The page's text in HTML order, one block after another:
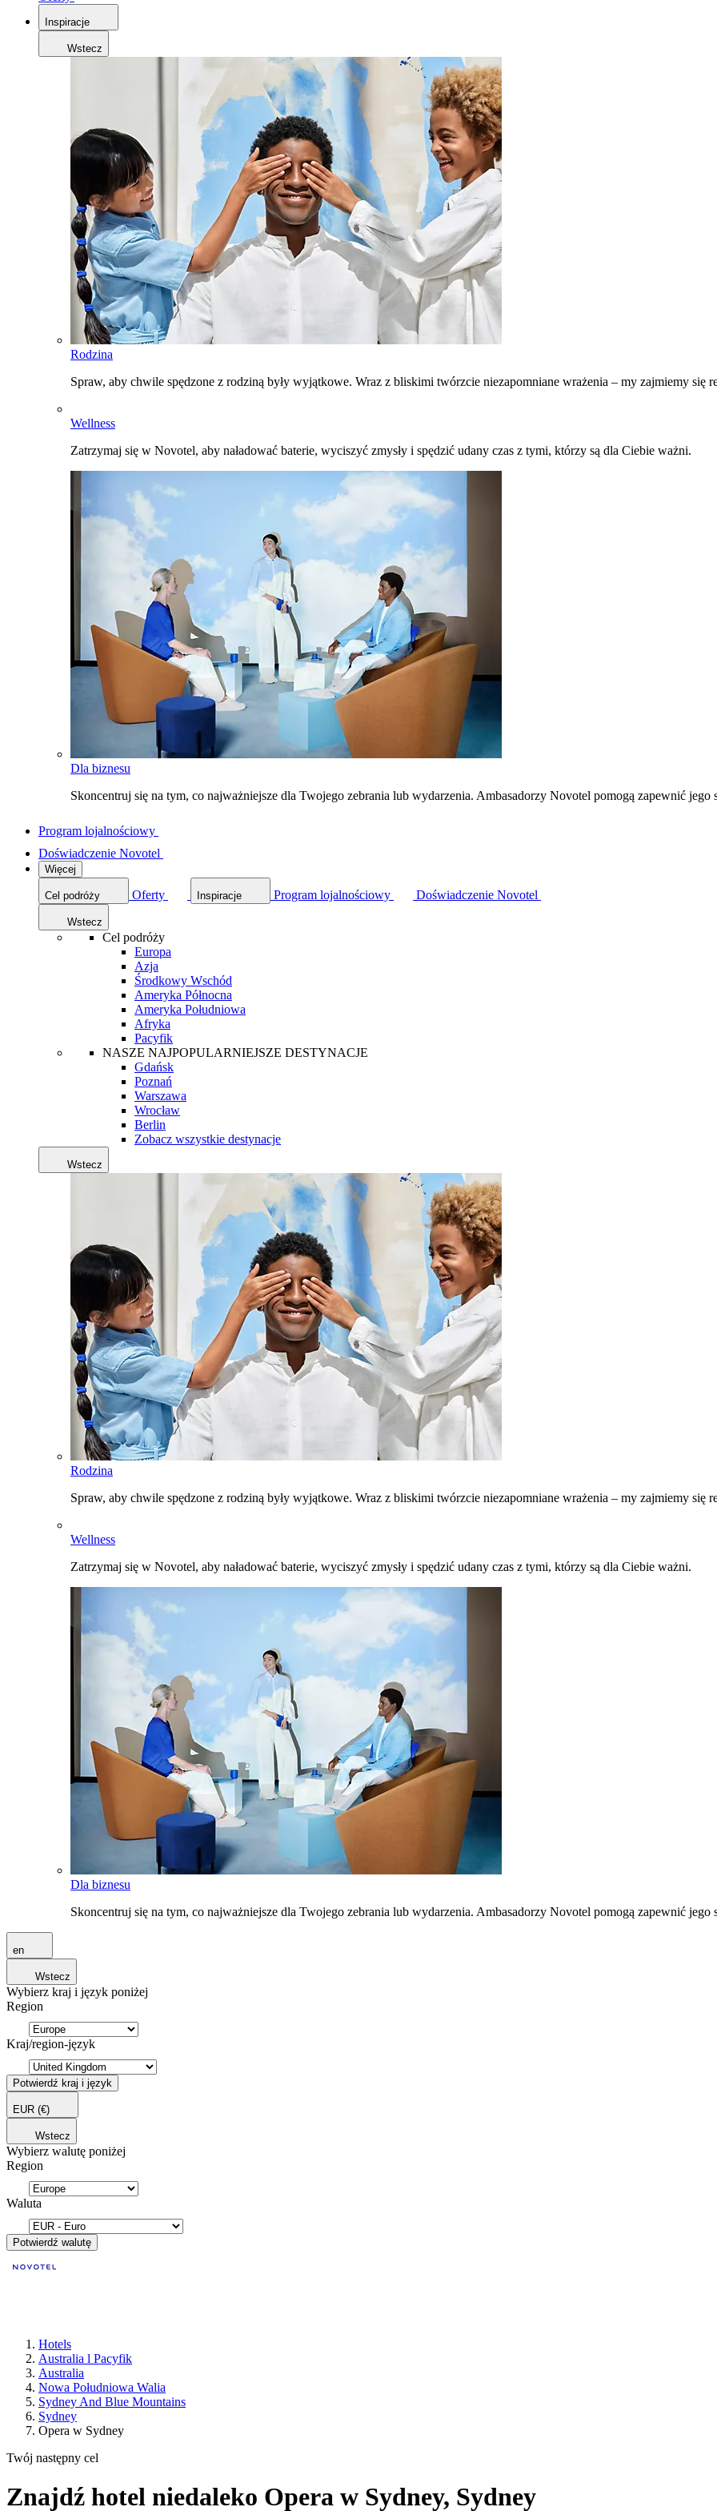
Inspiracje
Wstecz
Rodzina
Spraw, aby chwile spędzone z rodziną były wyjątkowe. Wraz z bliskimi twórzcie niezapomniane wrażenia – my zajmiemy się
Wellness
Zatrzymaj się w Novotel, aby naładować baterie, wyciszyć zmysły i spędzić udany czas z tymi, którzy są dla Ciebie ważni.
Dla biznesu
Skoncentruj się na tym, co najważniejsze dla Twojego zebrania lub wydarzenia. Ambasadorzy Novotel pomogą zapewnić jego
Program lojalnościowy
Doświadczenie Novotel
Więcej
Cel podróży Oferty Inspiracje Program lojalnościowy Doświadczenie Novotel
Wstecz
Cel podróży
Europa
Azja
Środkowy Wschód
Ameryka Północna
Ameryka Południowa
Afryka
Pacyfik
NASZE NAJPOPULARNIEJSZE DESTYNACJE
Gdańsk
Poznań
Warszawa
Wrocław
Berlin
Zobacz wszystkie destynacje
Wstecz
Rodzina
Spraw, aby chwile spędzone z rodziną były wyjątkowe. Wraz z bliskimi twórzcie niezapomniane wrażenia – my zajmiemy się
Wellness
Zatrzymaj się w Novotel, aby naładować baterie, wyciszyć zmysły i spędzić udany czas z tymi, którzy są dla Ciebie ważni.
Dla biznesu
Skoncentruj się na tym, co najważniejsze dla Twojego zebrania lub wydarzenia. Ambasadorzy Novotel pomogą zapewnić jego
en
Wstecz
Wybierz kraj i język poniżej
Region
Kraj/region-język
Potwierdź kraj i język
EUR (€)
Wstecz
Wybierz walutę poniżej
Region
Waluta
Potwierdź walutę
Hotels
Australia l Pacyfik
Australia
Nowa Południowa Walia
Sydney And Blue Mountains
Sydney
Opera w Sydney
Twój następny cel
Znajdź hotel niedaleko Opera w Sydney, Sydney